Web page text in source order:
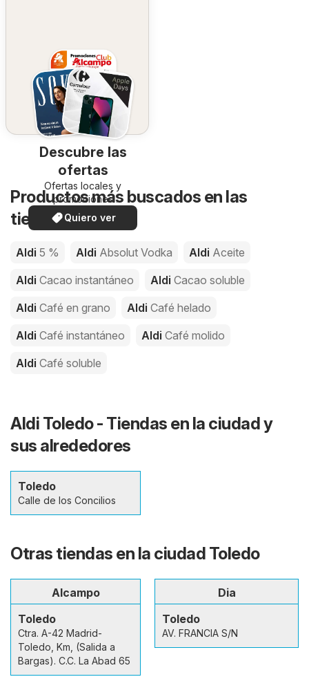
Descubre las
ofertas
Ofertas locales y
promociones
especiales.
Quiero ver
Productos más buscados en las
tiendas de Aldi
Aldi 5 % Aldi Absolut Vodka Aldi Aceite
Aldi Cacao instantáneo Aldi Cacao soluble
Aldi Café en grano Aldi Café helado
Aldi Café instantáneo Aldi Café molido
Aldi Café soluble
Aldi Toledo - Tiendas en la ciudad y
sus alrededores
Toledo
Calle de los Concilios
Otras tiendas en la ciudad Toledo
Alcampo
Toledo
Ctra. A-42 Madrid-
Toledo, Km, (Salida a
Bargas). C.C. La Abad 65
Dia
Toledo
AV. FRANCIA S/N